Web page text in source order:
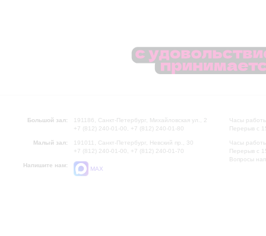
Большой зал:
191186, Санкт-Петербург, Михайловская ул., 2
+7 (812) 240-01-00, +7 (812) 240-01-80
Малый зал:
191011, Санкт-Петербург, Невский пр., 30
+7 (812) 240-01-00, +7 (812) 240-01-70
Напишите нам:
MAX
Часы
Перерыв с
Часы
Перерыв с
Вопросы